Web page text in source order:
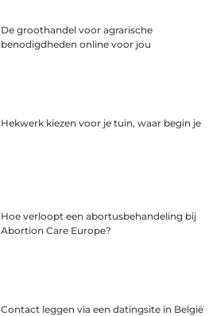
De groothandel voor agrarische
benodigdheden online voor jou
Hekwerk kiezen voor je tuin, waar begin je
Hoe verloopt een abortusbehandeling bij
Abortion Care Europe?
Contact leggen via een datingsite in België